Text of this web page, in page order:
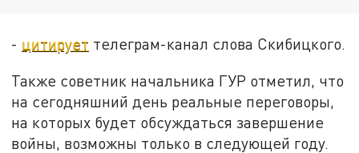
- цитирует телеграм-канал слова Скибицкого.
Также советник начальника ГУР отметил, что
на сегодняшний день реальные переговоры,
на которых будет обсуждаться завершение
войны, возможны только в следующей году.